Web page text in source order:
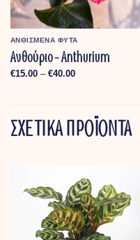
ΑΝΘΙΣΜΕΝΑ ΦΥΤΑ
Ανθούριο – Anthurium
€15.00 – €40.00Price
ΣΧΕΤΙΚΑ ΠΡΟΪΟΝΤΑ